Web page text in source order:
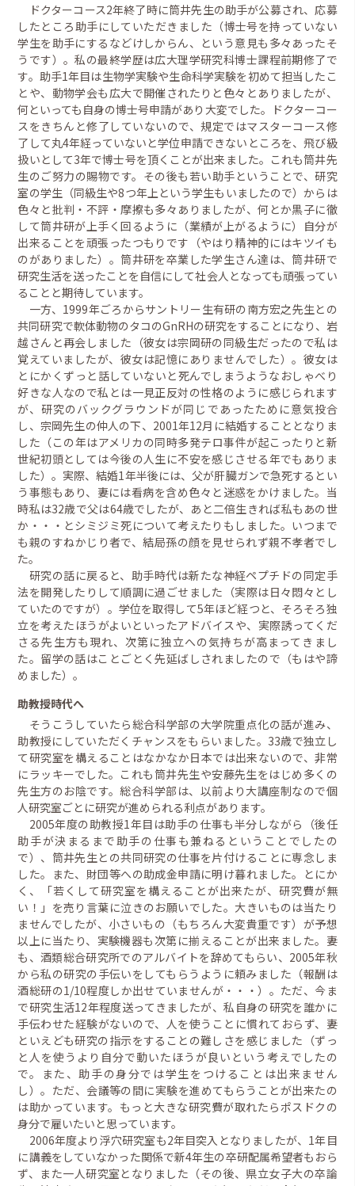
ドクターコース2年終了時に筒井先生の助手が公募され、応募
したところ助手にしていただきました（博士号を持っていない
学生を助手にするなどけしからん、という意見も多々あったそ
うです）。私の最終学歴は広大理学研究科博士課程前期修了で
す。助手1年目は生物学実験や生命科学実験を初めて担当したこ
とや、動物学会も広大で開催されたりと色々とありましたが、
何といっても自身の博士号申請があり大変でした。ドクターコー
スをきちんと修了していないので、規定ではマスターコース修
了して丸4年経っていないと学位申請できないところを、飛び級
扱いとして3年で博士号を頂くことが出来ました。これも筒井先
生のご努力の賜物です。その後も若い助手ということで、研究
室の学生（同級生や8つ年上という学生もいましたので）からは
色々と批判・不評・摩擦も多々ありましたが、何とか黒子に徹
して筒井研が上手く回るように（業績が上がるように）自分が
出来ることを頑張ったつもりです（やはり精神的にはキツイも
のがありました）。筒井研を卒業した学生さん達は、筒井研で
研究生活を送ったことを自信にして社会人となっても頑張ってい
ることと期待しています。
一方、1999年ごろからサントリー生有研の南方宏之先生との
共同研究で軟体動物のタコのGnRHの研究をすることになり、岩
越さんと再会しました（彼女は宗岡研の同級生だったので私は
覚えていましたが、彼女は記憶にありませんでした）。彼女は
とにかくずっと話していないと死んでしまうようなおしゃべり
好きな人なので私とは一見正反対の性格のように感じられます
が、研究のバックグラウンドが同じであったために意気投合
し、宗岡先生の仲人の下、2001年12月に結婚することとなりま
した（この年はアメリカの同時多発テロ事件が起こったりと新
世紀初頭としては今後の人生に不安を感じさせる年でもありま
した）。実際、結婚1年半後には、父が肝臓ガンで急死するとい
う事態もあり、妻には看病を含め色々と迷惑をかけました。当
時私は32歳で父は64歳でしたが、あと二倍生きれば私もあの世
か・・・とシミジミ死について考えたりもしました。いつまで
も親のすねかじり者で、結局孫の顔を見せられず親不孝者でし
た。
研究の話に戻ると、助手時代は新たな神経ペプチドの同定手
法を開発したりして順調に過ごせました（実際は日々悶々とし
ていたのですが）。学位を取得して5年ほど経つと、そろそろ独
立を考えたほうがよいといったアドバイスや、実際誘ってくだ
さる先生方も現れ、次第に独立への気持ちが高まってきまし
た。留学の話はことごとく先延ばしされましたので（もはや諦
めました）。
助教授時代へ
そうこうしていたら総合科学部の大学院重点化の話が進み、
助教授にしていただくチャンスをもらいました。33歳で独立し
て研究室を構えることはなかなか日本では出来ないので、非常
にラッキーでした。これも筒井先生や安藤先生をはじめ多くの
先生方のお陰です。総合科学部は、以前より大講座制なので個
人研究室ごとに研究が進められる利点があります。
2005年度の助教授1年目は助手の仕事も半分しながら（後任
助手が決まるまで助手の仕事も兼ねるということでしたの
で）、筒井先生との共同研究の仕事を片付けることに専念しま
した。また、財団等への助成金申請に明け暮れました。とにか
く、「若くして研究室を構えることが出来たが、研究費が無
い！」を売り言葉に泣きのお願いでした。大きいものは当たり
ませんでしたが、小さいもの（もちろん大変貴重です）が予想
以上に当たり、実験機器も次第に揃えることが出来ました。妻
も、酒類総合研究所でのアルバイトを辞めてもらい、2005年秋
から私の研究の手伝いをしてもらうように頼みました（報酬は
酒総研の1/10程度しか出せていませんが・・・）。ただ、今ま
で研究生活12年程度送ってきましたが、私自身の研究を誰かに
手伝わせた経験がないので、人を使うことに慣れておらず、妻
といえども研究の指示をすることの難しさを感じました（ずっ
と人を使うより自分で動いたほうが良いという考えでしたの
で。また、助手の身分では学生をつけることは出来ません
し）。ただ、会議等の間に実験を進めてもらうことが出来たの
は助かっています。もっと大きな研究費が取れたらポスドクの
身分で雇いたいと思っています。
2006年度より浮穴研究室も2年目突入となりましたが、1年目
に講義をしていなかった関係で新4年生の卒研配属希望者もおら
ず、また一人研究室となりました（その後、県立女子大の卒論